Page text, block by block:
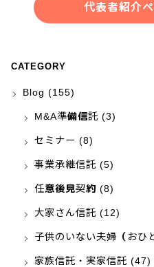
・NHK「クローズアップ現代プ
・NHK「ニュースウォッチ９」
代表者紹介
CATEGORY
Blog (155)
M&A準備信託 (3)
セミナー (8)
事業承継信託 (5)
任意後見契約 (8)
大家さん信託 (12)
子供のいない夫婦（おひ
家族信託・実家信託 (47)